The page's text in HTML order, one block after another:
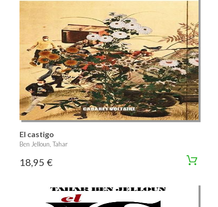
El castigo
Ben Jelloun, Tahar
18,95 €